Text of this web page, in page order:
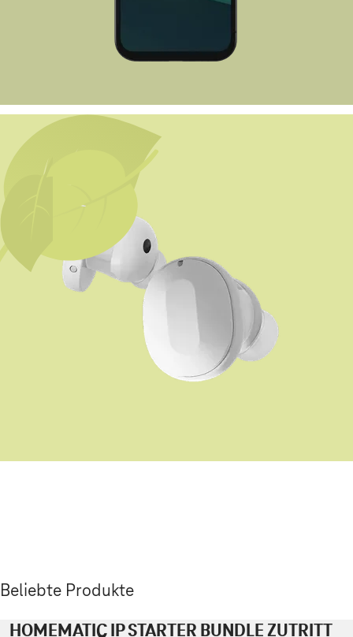
Beliebte Produkte
HOMEMATIC IP STARTER BUNDLE ZUTRITT